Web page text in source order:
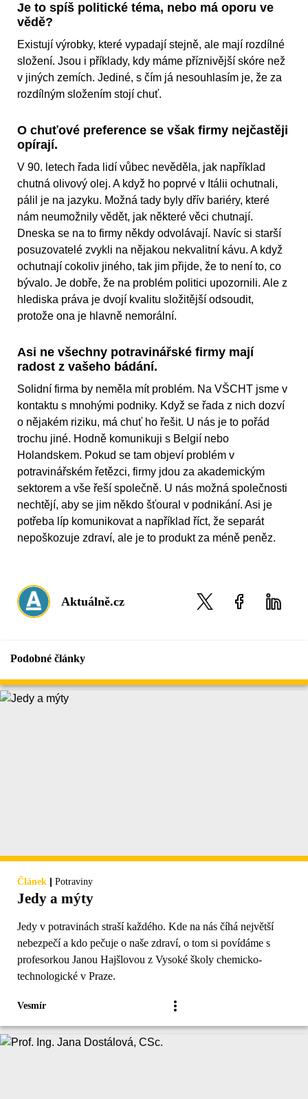
Je to spíš politické téma, nebo má oporu ve
vědě?
Existují výrobky, které vypadají stejně, ale mají rozdílné
složení. Jsou i příklady, kdy máme příznivější skóre než
v jiných zemích. Jediné, s čím já nesouhlasím je, že za
rozdílným složením stojí chuť.
O chuťové preference se však firmy nejčastěji
opírají.
V 90. letech řada lidí vůbec nevěděla, jak například
chutná olivový olej. A když ho poprvé v Itálii ochutnali,
pálil je na jazyku. Možná tady byly dřív bariéry, které
nám neumožnily vědět, jak některé věci chutnají.
Dneska se na to firmy někdy odvolávají. Navíc si starší
posuzovatelé zvykli na nějakou nekvalitní kávu. A když
ochutnají cokoliv jiného, tak jim přijde, že to není to, co
bývalo. Je dobře, že na problém politici upozornili. Ale z
hlediska práva je dvojí kvalitu složitější odsoudit,
protože ona je hlavně nemorální.
Asi ne všechny potravinářské firmy mají
radost z vašeho bádání.
Solidní firma by neměla mít problém. Na VŠCHT jsme v
kontaktu s mnohými podniky. Když se řada z nich dozví
o nějakém riziku, má chuť ho řešit. U nás je to pořád
trochu jiné. Hodně komunikuji s Belgií nebo
Holandskem. Pokud se tam objeví problém v
potravinářském řetězci, firmy jdou za akademickým
sektorem a vše řeší společně. U nás možná společnosti
nechtějí, aby se jim někdo šťoural v podnikání. Asi je
potřeba líp komunikovat a například říct, že separát
nepoškozuje zdraví, ale je to produkt za méně peněz.
Aktuálně.cz
Podobné články
Článek | Potraviny
Jedy a mýty
Jedy v potravinách straší každého. Kde na nás číhá největší
nebezpečí a kdo pečuje o naše zdraví, o tom si povídáme s
profesorkou Janou Hajšlovou z Vysoké školy chemicko-
technologické v Praze.
Vesmír